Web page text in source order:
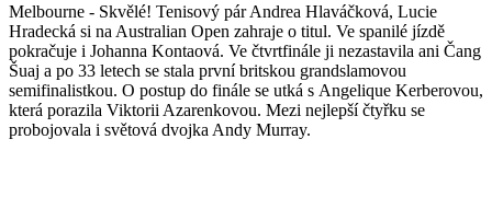
Melbourne - Skvělé! Tenisový pár Andrea Hlaváčková, Lucie
Hradecká si na Australian Open zahraje o titul. Ve spanilé jízdě
pokračuje i Johanna Kontaová. Ve čtvrtfinále ji nezastavila ani Čang
Šuaj a po 33 letech se stala první britskou grandslamovou
semifinalistkou. O postup do finále se utká s Angelique Kerberovou,
která porazila Viktorii Azarenkovou. Mezi nejlepší čtyřku se
probojovala i světová dvojka Andy Murray.